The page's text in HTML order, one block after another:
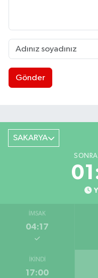
Gönder
SAKARYA
İMSAK
04:17
İKINDI
17:00